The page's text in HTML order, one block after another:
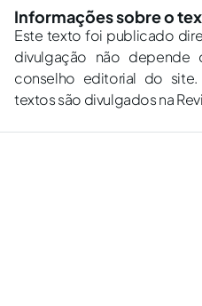
Informações sobre o
Este texto foi publicado
divulgação não depende
conselho editorial do
textos são divulgados na